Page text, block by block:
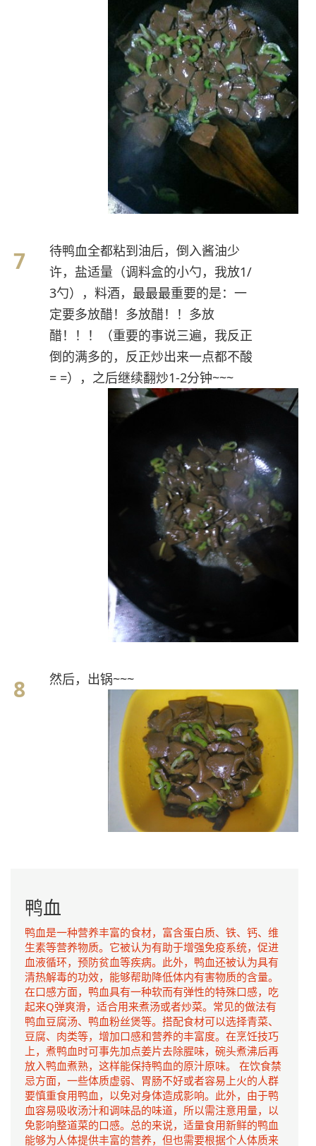
待鸭血全都粘到油后，倒入酱油少
许，盐适量（调料盒的小勺，我放1/
3勺），料酒，最最最重要的是：一
定要多放醋！多放醋！！多放
醋！！！（重要的事说三遍，我反正
倒的满多的，反正炒出来一点都不酸
= =），之后继续翻炒1-2分钟~~~
然后，出锅~~~
鸭血
鸭血是一种营养丰富的食材，富含蛋白质、铁、钙、维
生素等营养物质。它被认为有助于增强免疫系统，促进
血液循环，预防贫血等疾病。此外，鸭血还被认为具有
清热解毒的功效，能够帮助降低体内有害物质的含量。
在口感方面，鸭血具有一种软而有弹性的特殊口感，吃
起来Q弹爽滑，适合用来煮汤或者炒菜。常见的做法有
鸭血豆腐汤、鸭血粉丝煲等。搭配食材可以选择青菜、
豆腐、肉类等，增加口感和营养的丰富度。在烹饪技巧
上，煮鸭血时可事先加点姜片去除腥味，碗头煮沸后再
放入鸭血煮熟，这样能保持鸭血的原汁原味。 在饮食禁
忌方面，一些体质虚弱、胃肠不好或者容易上火的人群
要慎重食用鸭血，以免对身体造成影响。此外，由于鸭
血容易吸收汤汁和调味品的味道，所以需注意用量，以
免影响整道菜的口感。总的来说，适量食用新鲜的鸭血
能够为人体提供丰富的营养，但也需要根据个人体质来